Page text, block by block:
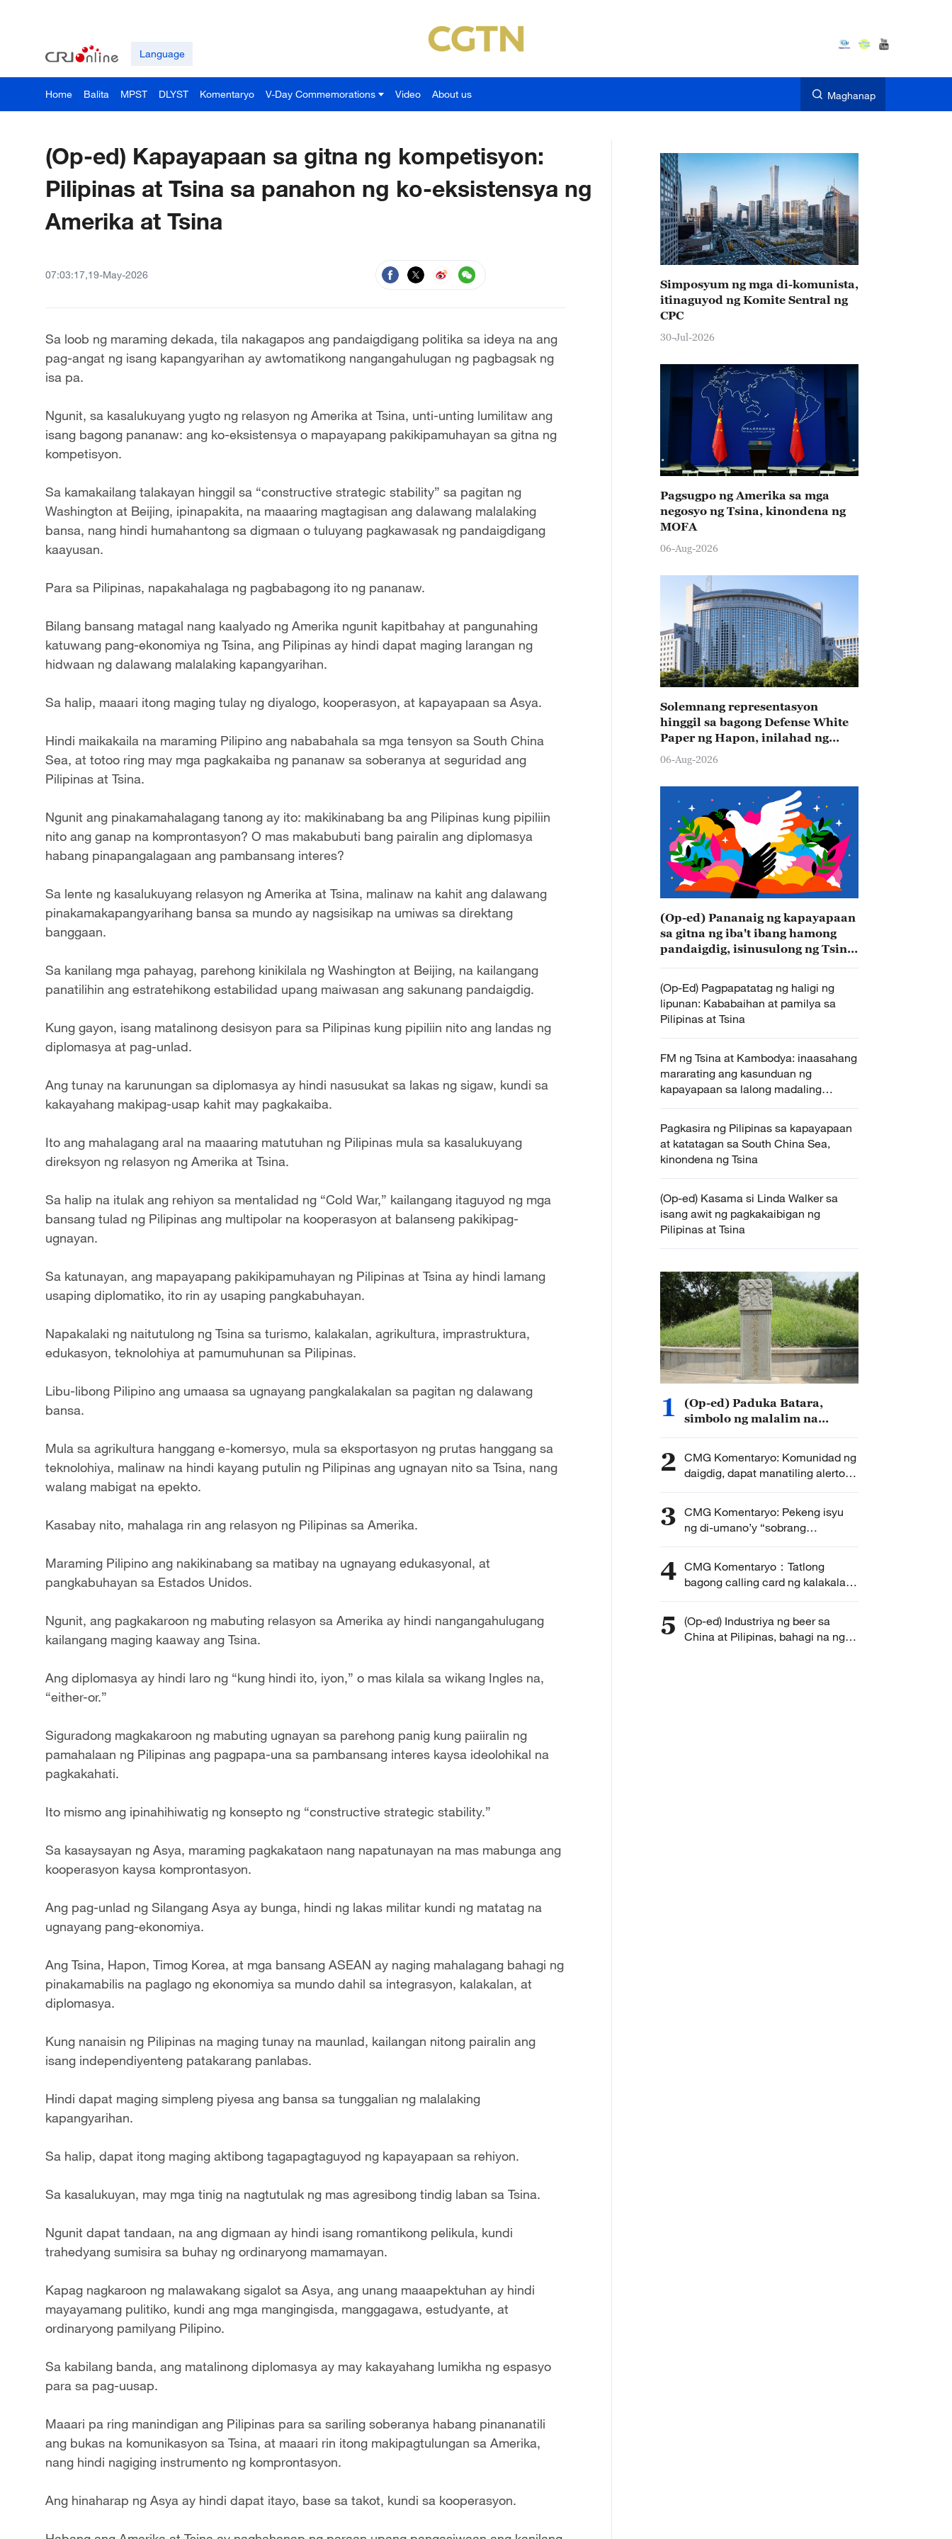
Language
Home Balita MPST DLYST Komentaryo V-Day Commemorations Video About us Maghanap
(Op-ed) Kapayapaan sa gitna ng kompetisyon:
Pilipinas at Tsina sa panahon ng ko-eksistensya ng
Amerika at Tsina
07:03:17,19-May-2026
Sa loob ng maraming dekada, tila nakagapos ang pandaigdigang politika sa ideya na ang
pag-angat ng isang kapangyarihan ay awtomatikong nangangahulugan ng pagbagsak ng
isa pa.
Ngunit, sa kasalukuyang yugto ng relasyon ng Amerika at Tsina, unti-unting lumilitaw ang
isang bagong pananaw: ang ko-eksistensya o mapayapang pakikipamuhayan sa gitna ng
kompetisyon.
Sa kamakailang talakayan hinggil sa “constructive strategic stability” sa pagitan ng
Washington at Beijing, ipinapakita, na maaaring magtagisan ang dalawang malalaking
bansa, nang hindi humahantong sa digmaan o tuluyang pagkawasak ng pandaigdigang
kaayusan.
Para sa Pilipinas, napakahalaga ng pagbabagong ito ng pananaw.
Bilang bansang matagal nang kaalyado ng Amerika ngunit kapitbahay at pangunahing
katuwang pang-ekonomiya ng Tsina, ang Pilipinas ay hindi dapat maging larangan ng
hidwaan ng dalawang malalaking kapangyarihan.
Sa halip, maaari itong maging tulay ng diyalogo, kooperasyon, at kapayapaan sa Asya.
Hindi maikakaila na maraming Pilipino ang nababahala sa mga tensyon sa South China
Sea, at totoo ring may mga pagkakaiba ng pananaw sa soberanya at seguridad ang
Pilipinas at Tsina.
Ngunit ang pinakamahalagang tanong ay ito: makikinabang ba ang Pilipinas kung pipiliin
nito ang ganap na komprontasyon? O mas makabubuti bang pairalin ang diplomasya
habang pinapangalagaan ang pambansang interes?
Sa lente ng kasalukuyang relasyon ng Amerika at Tsina, malinaw na kahit ang dalawang
pinakamakapangyarihang bansa sa mundo ay nagsisikap na umiwas sa direktang
banggaan.
Sa kanilang mga pahayag, parehong kinikilala ng Washington at Beijing, na kailangang
panatilihin ang estratehikong estabilidad upang maiwasan ang sakunang pandaigdig.
Kung gayon, isang matalinong desisyon para sa Pilipinas kung pipiliin nito ang landas ng
diplomasya at pag-unlad.
Ang tunay na karunungan sa diplomasya ay hindi nasusukat sa lakas ng sigaw, kundi sa
kakayahang makipag-usap kahit may pagkakaiba.
Ito ang mahalagang aral na maaaring matutuhan ng Pilipinas mula sa kasalukuyang
direksyon ng relasyon ng Amerika at Tsina.
Sa halip na itulak ang rehiyon sa mentalidad ng “Cold War,” kailangang itaguyod ng mga
bansang tulad ng Pilipinas ang multipolar na kooperasyon at balanseng pakikipag-
ugnayan.
Sa katunayan, ang mapayapang pakikipamuhayan ng Pilipinas at Tsina ay hindi lamang
usaping diplomatiko, ito rin ay usaping pangkabuhayan.
Napakalaki ng naitutulong ng Tsina sa turismo, kalakalan, agrikultura, imprastruktura,
edukasyon, teknolohiya at pamumuhunan sa Pilipinas.
Libu-libong Pilipino ang umaasa sa ugnayang pangkalakalan sa pagitan ng dalawang
bansa.
Mula sa agrikultura hanggang e-komersyo, mula sa eksportasyon ng prutas hanggang sa
teknolohiya, malinaw na hindi kayang putulin ng Pilipinas ang ugnayan nito sa Tsina, nang
walang mabigat na epekto.
Kasabay nito, mahalaga rin ang relasyon ng Pilipinas sa Amerika.
Maraming Pilipino ang nakikinabang sa matibay na ugnayang edukasyonal, at
pangkabuhayan sa Estados Unidos.
Ngunit, ang pagkakaroon ng mabuting relasyon sa Amerika ay hindi nangangahulugang
kailangang maging kaaway ang Tsina.
Ang diplomasya ay hindi laro ng “kung hindi ito, iyon,” o mas kilala sa wikang Ingles na,
“either-or.”
Siguradong magkakaroon ng mabuting ugnayan sa parehong panig kung paiiralin ng
pamahalaan ng Pilipinas ang pagpapa-una sa pambansang interes kaysa ideolohikal na
pagkakahati.
Ito mismo ang ipinahihiwatig ng konsepto ng “constructive strategic stability.”
Sa kasaysayan ng Asya, maraming pagkakataon nang napatunayan na mas mabunga ang
kooperasyon kaysa komprontasyon.
Ang pag-unlad ng Silangang Asya ay bunga, hindi ng lakas militar kundi ng matatag na
ugnayang pang-ekonomiya.
Ang Tsina, Hapon, Timog Korea, at mga bansang ASEAN ay naging mahalagang bahagi ng
pinakamabilis na paglago ng ekonomiya sa mundo dahil sa integrasyon, kalakalan, at
diplomasya.
Kung nanaisin ng Pilipinas na maging tunay na maunlad, kailangan nitong pairalin ang
isang independiyenteng patakarang panlabas.
Hindi dapat maging simpleng piyesa ang bansa sa tunggalian ng malalaking
kapangyarihan.
Sa halip, dapat itong maging aktibong tagapagtaguyod ng kapayapaan sa rehiyon.
Sa kasalukuyan, may mga tinig na nagtutulak ng mas agresibong tindig laban sa Tsina.
Ngunit dapat tandaan, na ang digmaan ay hindi isang romantikong pelikula, kundi
trahedyang sumisira sa buhay ng ordinaryong mamamayan.
Kapag nagkaroon ng malawakang sigalot sa Asya, ang unang maaapektuhan ay hindi
mayayamang pulitiko, kundi ang mga mangingisda, manggagawa, estudyante, at
ordinaryong pamilyang Pilipino.
Sa kabilang banda, ang matalinong diplomasya ay may kakayahang lumikha ng espasyo
para sa pag-uusap.
Maaari pa ring manindigan ang Pilipinas para sa sariling soberanya habang pinananatili
ang bukas na komunikasyon sa Tsina, at maaari rin itong makipagtulungan sa Amerika,
nang hindi nagiging instrumento ng komprontasyon.
Ang hinaharap ng Asya ay hindi dapat itayo, base sa takot, kundi sa kooperasyon.
Simposyum ng mga di-komunista,
itinaguyod ng Komite Sentral ng
CPC
30-Jul-2026
Pagsugpo ng Amerika sa mga
negosyo ng Tsina, kinondena ng
MOFA
06-Aug-2026
Solemnang representasyon
hinggil sa bagong Defense White
Paper ng Hapon, inilahad ng
Tsina
06-Aug-2026
(Op-ed) Pananaig ng kapayapaan
sa gitna ng iba't ibang hamong
pandaigdig, isinusulong ng Tsina
(Op-Ed) Pagpapatatag ng haligi ng
lipunan: Kababaihan at pamilya sa
Pilipinas at Tsina
FM ng Tsina at Kambodya: inaasahang
mararating ang kasunduan ng
kapayapaan sa lalong madaling
panahon
Pagkasira ng Pilipinas sa kapayapaan
at katatagan sa South China Sea,
kinondena ng Tsina
(Op-ed) Kasama si Linda Walker sa
isang awit ng pagkakaibigan ng
Pilipinas at Tsina
1
(Op-ed) Paduka Batara,
simbolo ng malalim na
2 CMG Komentaryo: Komunidad ng
daigdig, dapat manatiling alerto
sa remilitarisasyon ng Hapon
3 CMG Komentaryo: Pekeng isyu
ng di-umano’y “sobrang
kapasidad”
4 CMG Komentaryo：Tatlong
bagong calling card ng kalakalang
panlabas ng Tsina
5
(Op-ed) Industriya ng beer sa
China at Pilipinas, bahagi na ng